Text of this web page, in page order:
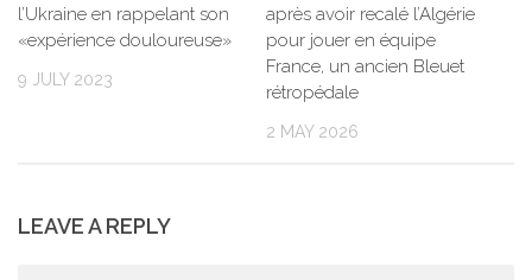
l’Ukraine en rappelant son
«expérience douloureuse»
9 JULY 2023
après avoir recalé l’Algérie
pour jouer en équipe
France, un ancien Bleuet
rétropédale
2 MAY 2026
LEAVE A REPLY